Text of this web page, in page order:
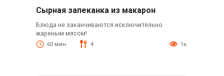
Сырная запеканка из макарон
Блюда не заканчиваются исключительно
жареным мясом!
60 мин. 4 1к.